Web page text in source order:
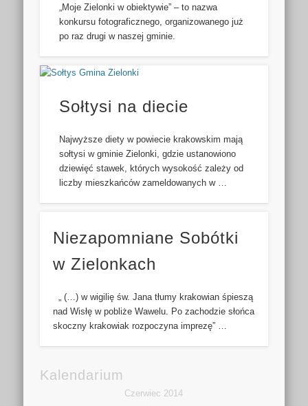
„Moje Zielonki w obiektywie” – to nazwa
konkursu fotograficznego, organizowanego już
po raz drugi w naszej gminie.
Sołtysi na diecie
Najwyższe diety w powiecie krakowskim mają
sołtysi w gminie Zielonki, gdzie ustanowiono
dziewięć stawek, których wysokość zależy od
liczby mieszkańców zameldowanych w …
Niezapomniane Sobótki
w Zielonkach
„ (…) w wigilię św. Jana tłumy krakowian śpieszą
nad Wisłę w pobliże Wawelu. Po zachodzie słońca
skoczny krakowiak rozpoczyna imprezę” …
Kalendarium
Czerwiec 2014